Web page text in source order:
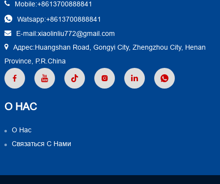
Mobile:+8613700888841
Watsapp:+8613700888841
E-mail:xiaolinliu772@gmail.com
Адрес:Huangshan Road, Gongyi City, Zhengzhou City, Henan
Province, P.R.China
О НАС
О Нас
Связаться С Нами